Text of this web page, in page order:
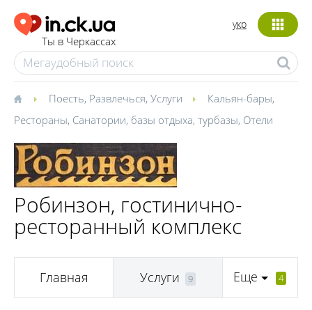
Ты в Черкассах
укр
Поесть, Развлечься, Услуги Кальян-бары,
Рестораны, Санатории, базы отдыха, турбазы, Отели
Робинзон, гостинично-
ресторанный комплекс
Главная Услуги 9 Еще 4